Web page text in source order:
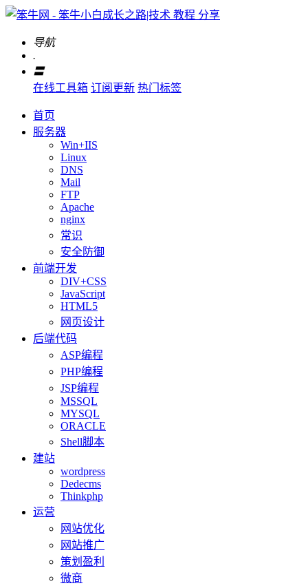
导航
.
〓
在线工具箱 订阅更新 热门标签
首页
服务器
Win+IIS
Linux
DNS
Mail
FTP
Apache
nginx
常识
安全防御
前端开发
DIV+CSS
JavaScript
HTML5
网页设计
后端代码
ASP编程
PHP编程
JSP编程
MSSQL
MYSQL
ORACLE
Shell脚本
建站
wordpress
Dedecms
Thinkphp
运营
网站优化
网站推广
策划盈利
微商